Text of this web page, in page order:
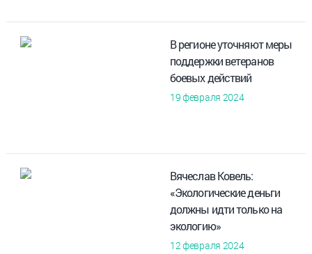
В регионе уточняют меры
поддержки ветеранов
боевых действий
19 февраля 2024
Вячеслав Ковель:
«Экологические деньги
должны идти только на
экологию»
12 февраля 2024